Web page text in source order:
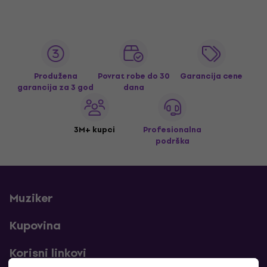
Produžena
garancija za 3 god
Povrat robe do 30
dana
Garancija cene
3M+ kupci
Profesionalna
podrška
Muziker
Kupovina
Korisni linkovi